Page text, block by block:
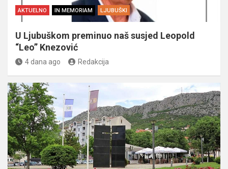
AKTUELNO IN MEMORIAM LJUBUŠKI
U Ljubuškom preminuo naš susjed Leopold
“Leo” Knezović
4 dana ago Redakcija